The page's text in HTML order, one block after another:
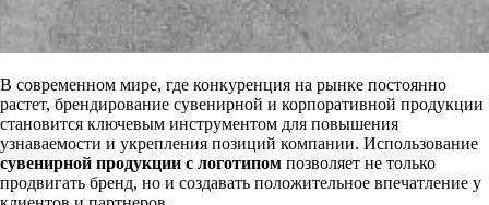
В современном мире, где конкуренция на рынке постоянно
растет, брендирование сувенирной и корпоративной продукции
становится ключевым инструментом для повышения
узнаваемости и укрепления позиций компании. Использование
сувенирной продукции с логотипом позволяет не только
продвигать бренд, но и создавать положительное впечатление у